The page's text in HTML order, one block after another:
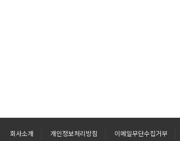
회사소개 개인정보처리방침 이메일무단수집거부